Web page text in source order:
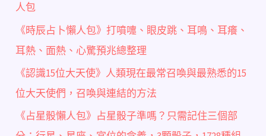
人包
《時辰占卜懶人包》打噴嚏、眼皮跳、耳鳴、耳癢、
耳熱、面熱、心驚預兆總整理
《認識15位大天使》人類現在最常召喚與最熟悉的15
位大天使們，召喚與連結的方法
《占星骰懶人包》占星骰子準嗎？只需記住三個部